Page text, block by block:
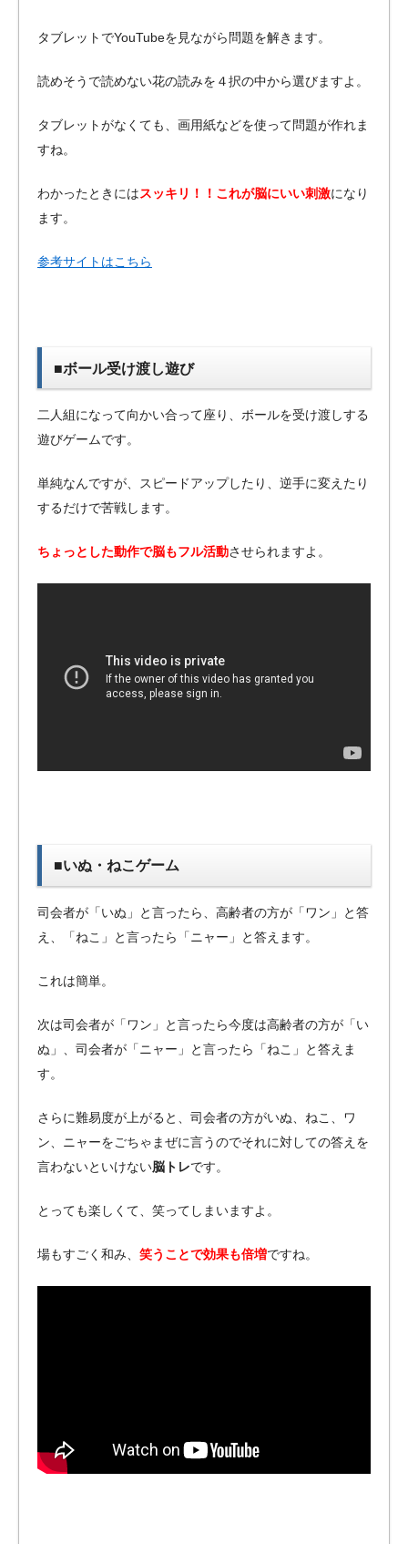
タブレットでYouTubeを見ながら問題を解きます。
読めそうで読めない花の読みを４択の中から選びますよ。
タブレットがなくても、画用紙などを使って問題が作れま
すね。
わかったときにはスッキリ！！これが脳にいい刺激になり
ます。
参考サイトはこちら
■ボール受け渡し遊び
二人組になって向かい合って座り、ボールを受け渡しする
遊びゲームです。
単純なんですが、スピードアップしたり、逆手に変えたり
するだけで苦戦します。
ちょっとした動作で脳もフル活動させられますよ。
■いぬ・ねこゲーム
司会者が「いぬ」と言ったら、高齢者の方が「ワン」と答
え、「ねこ」と言ったら「ニャー」と答えます。
これは簡単。
次は司会者が「ワン」と言ったら今度は高齢者の方が「い
ぬ」、司会者が「ニャー」と言ったら「ねこ」と答えま
す。
さらに難易度が上がると、司会者の方がいぬ、ねこ、ワ
ン、ニャーをごちゃまぜに言うのでそれに対しての答えを
言わないといけない脳トレです。
とっても楽しくて、笑ってしまいますよ。
場もすごく和み、 笑うことで効果も倍増ですね。